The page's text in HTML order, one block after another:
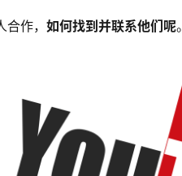
作， 如何找到并联系他们呢。